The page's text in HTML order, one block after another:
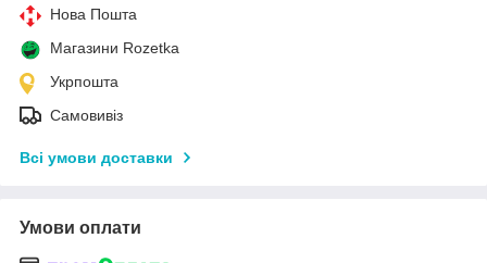
Нова Пошта
Магазини Rozetka
Укрпошта
Самовивіз
Всі умови доставки
Умови оплати